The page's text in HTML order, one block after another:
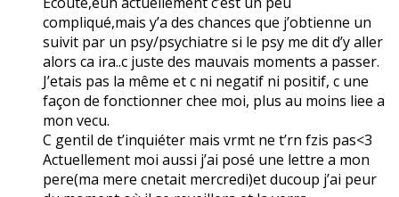
compliqué,mais y’a des chances que j’obtienne un
suivit par un psy/psychiatre si le psy me dit d’y aller
alors ca ira..c juste des mauvais moments a passer.
J’etais pas la même et c ni negatif ni positif, c une
façon de fonctionner chee moi, plus au moins liee a
mon vecu.
C gentil de t’inquiéter mais vrmt ne t’rn fzis pas<3
Actuellement moi aussi j’ai posé une lettre a mon
pere(ma mere cnetait mercredi)et ducoup j’ai peur